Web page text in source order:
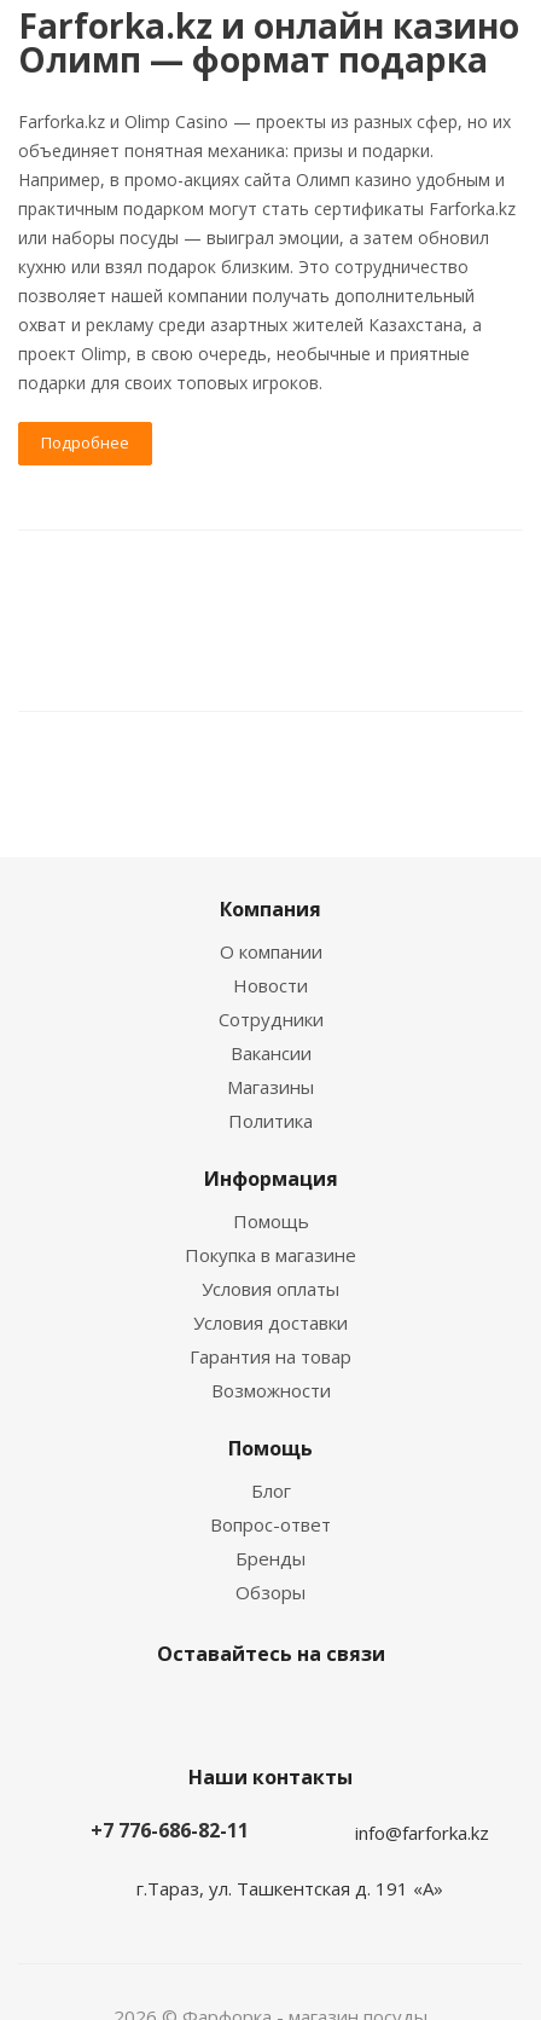
Farforka.kz и онлайн казино
Олимп — формат подарка
Farforka.kz и Olimp Casino — проекты из разных сфер, но их
объединяет понятная механика: призы и подарки.
Например, в промо-акциях сайта Олимп казино удобным и
практичным подарком могут стать сертификаты Farforka.kz
или наборы посуды — выиграл эмоции, а затем обновил
кухню или взял подарок близким. Это сотрудничество
позволяет нашей компании получать дополнительный
охват и рекламу среди азартных жителей Казахстана, а
проект Olimp, в свою очередь, необычные и приятные
подарки для своих топовых игроков.
Подробнее
Компания
О компании
Новости
Сотрудники
Вакансии
Магазины
Политика
Информация
Помощь
Покупка в магазине
Условия оплаты
Условия доставки
Гарантия на товар
Возможности
Помощь
Блог
Вопрос-ответ
Бренды
Обзоры
Оставайтесь на связи
Наши контакты
+7 776-686-82-11
info@farforka.kz
г.Тараз, ул. Ташкентская д. 191 «А»